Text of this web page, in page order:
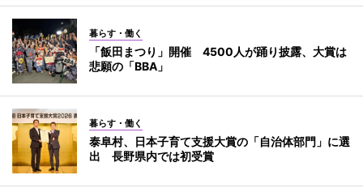
暮らす・働く
「飯田まつり」開催 4500人が踊り披露、大賞は
悲願の「BBA」
暮らす・働く
泰阜村、日本子育て支援大賞の「自治体部門」に選
出 長野県内では初受賞